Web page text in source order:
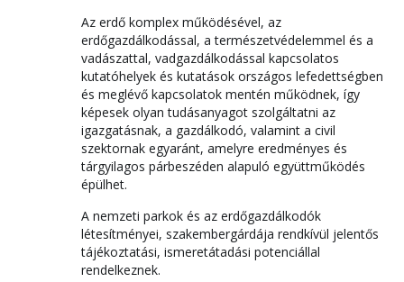
Az erdő komplex működésével, az
erdőgazdálkodással, a természetvédelemmel és a
vadászattal, vadgazdálkodással kapcsolatos
kutatóhelyek és kutatások országos lefedettségben
és meglévő kapcsolatok mentén működnek, így
képesek olyan tudásanyagot szolgáltatni az
igazgatásnak, a gazdálkodó, valamint a civil
szektornak egyaránt, amelyre eredményes és
tárgyilagos párbeszéden alapuló együttműködés
épülhet.
A nemzeti parkok és az erdőgazdálkodók
létesítményei, szakembergárdája rendkívül jelentős
tájékoztatási, ismeretátadási potenciállal
rendelkeznek.